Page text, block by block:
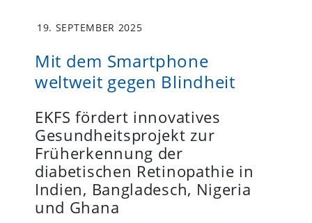
19. SEPTEMBER 2025
Mit dem Smartphone
weltweit gegen Blindheit
EKFS fördert innovatives
Gesundheitsprojekt zur
Früherkennung der
diabetischen Retinopathie in
Indien, Bangladesch, Nigeria
und Ghana